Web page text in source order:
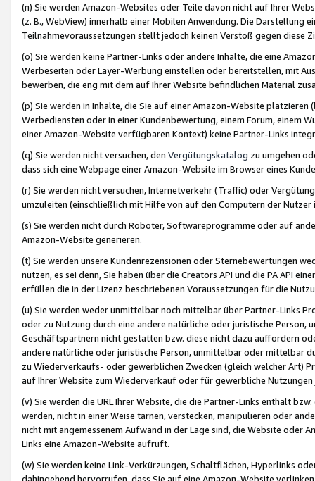
(n) Sie werden Amazon-Websites oder Teile davon nicht auf Ihrer
(z. B., WebView) innerhalb einer Mobilen Anwendung. Die Darstellung
Teilnahmevoraussetzungen stellt jedoch keinen Verstoß gegen diese
(o) Sie werden keine Partner-Links oder andere Inhalte, die eine
Werbeseiten oder Layer-Werbung einstellen oder bereitstellen, mit
bewerben, die eng mit dem auf Ihrer Website befindlichen Material
(p) Sie werden in Inhalte, die Sie auf einer Amazon-Website
Werbediensten oder in einer Kundenbewertung, einem Forum, einem
einer Amazon-Website verfügbaren Kontext) keine Partner-Links
(q) Sie werden nicht versuchen, den Vergütungskatalog zu umgehen
dass sich eine Webpage einer Amazon-Website im Browser eines
(r) Sie werden nicht versuchen, Internetverkehr (Traffic) oder
umzuleiten (einschließlich mit Hilfe von auf den Computern der
(s) Sie werden nicht durch Roboter, Softwareprogramme oder auf
Amazon-Website generieren.
(t) Sie werden unsere Kundenrezensionen oder Sternebewertungen
nutzen, es sei denn, Sie haben über die Creators API und die PA API
erfüllen die in der Lizenz beschriebenen Voraussetzungen für die
(u) Sie werden weder unmittelbar noch mittelbar über Partner-Links
oder zu Nutzung durch eine andere natürliche oder juristische
Geschäftspartnern nicht gestatten bzw. diese nicht dazu auffordern
andere natürliche oder juristische Person, unmittelbar oder mittelbar
zu Wiederverkaufs- oder gewerblichen Zwecken (gleich welcher Art)
auf Ihrer Website zum Wiederverkauf oder für gewerbliche
(v) Sie werden die URL Ihrer Website, die die Partner-Links enthält
werden, nicht in einer Weise tarnen, verstecken, manipulieren oder
nicht mit angemessenem Aufwand in der Lage sind, die Website oder
Links eine Amazon-Website aufruft.
(w) Sie werden keine Link-Verkürzungen, Schaltflächen, Hyperlinks
dahingehend hervorrufen, dass Sie auf eine Amazon-Website